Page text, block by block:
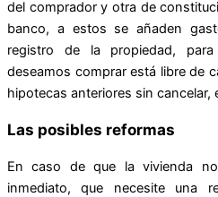
del comprador y otra de
banco, a estos se añaden
registro de la propiedad,
deseamos comprar está libre de
hipotecas anteriores sin cancelar,
Las posibles reformas
En caso de que la vivienda
inmediato, que necesite una